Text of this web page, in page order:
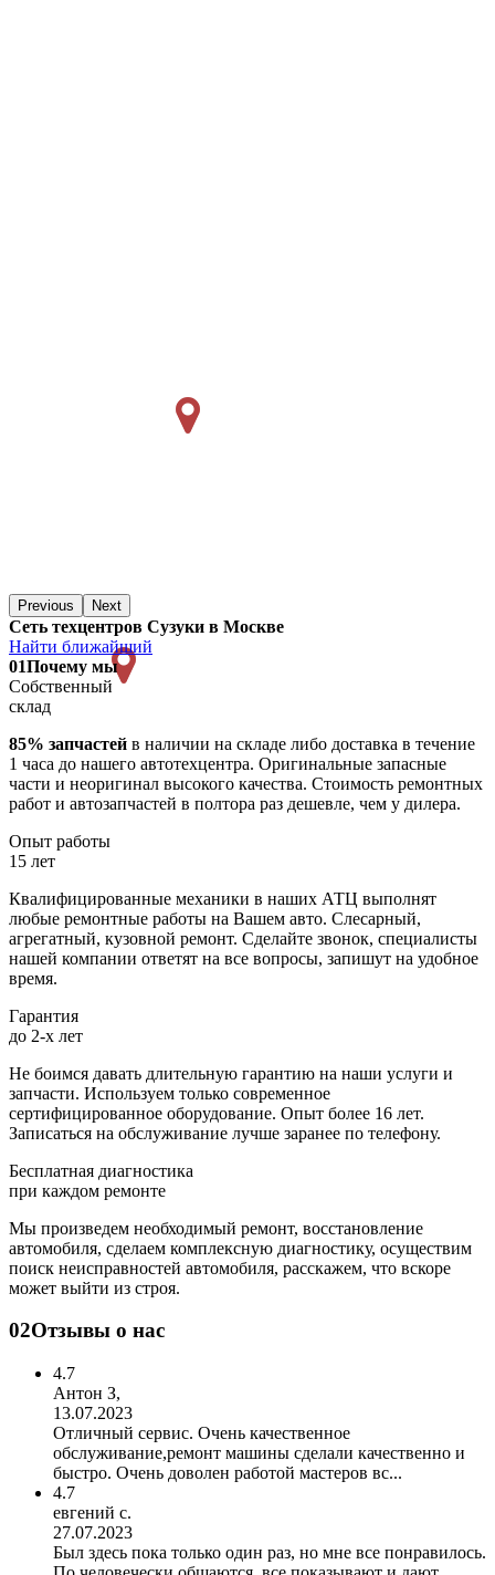
Previous Next
Сеть техцентров Сузуки в Москве
Найти ближайший
01Почему мы
Собственный
склад
85% запчастей в наличии на складе либо доставка в течение
1 часа до нашего автотехцентра. Оригинальные запасные
части и неоригинал высокого качества. Стоимость ремонтных
работ и автозапчастей в полтора раз дешевле, чем у дилера.
Опыт работы
15 лет
Квалифицированные механики в наших АТЦ выполнят
любые ремонтные работы на Вашем авто. Слесарный,
агрегатный, кузовной ремонт. Сделайте звонок, специалисты
нашей компании ответят на все вопросы, запишут на удобное
время.
Гарантия
до 2-х лет
Не боимся давать длительную гарантию на наши услуги и
запчасти. Используем только современное
сертифицированное оборудование. Опыт более 16 лет.
Записаться на обслуживание лучше заранее по телефону.
Бесплатная диагностика
при каждом ремонте
Мы произведем необходимый ремонт, восстановление
автомобиля, сделаем комплексную диагностику, осуществим
поиск неисправностей автомобиля, расскажем, что вскоре
может выйти из строя.
02Отзывы о нас
4.7
Антон З,
13.07.2023
Отличный сервис. Очень качественное
обслуживание,ремонт машины сделали качественно и
быстро. Очень доволен работой мастеров вс...
4.7
евгений с.
27.07.2023
Был здесь пока только один раз, но мне все понравилось.